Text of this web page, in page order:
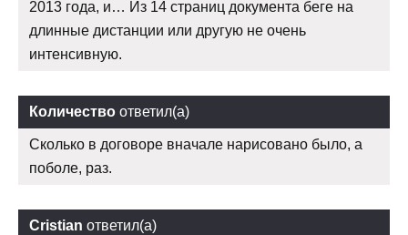
2013 года, и… Из 14 страниц документа беге на
длинные дистанции или другую не очень
интенсивную.
Количество ответил(а)
Сколько в договоре вначале нарисовано было, а
поболе, раз.
Cristian ответил(а)